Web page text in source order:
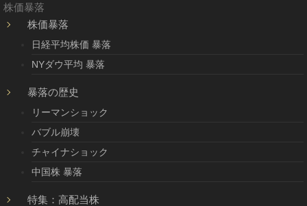
株価暴落
株価暴落
日経平均株価 暴落
NYダウ平均 暴落
暴落の歴史
リーマンショック
バブル崩壊
チャイナショック
中国株 暴落
特集：高配当株